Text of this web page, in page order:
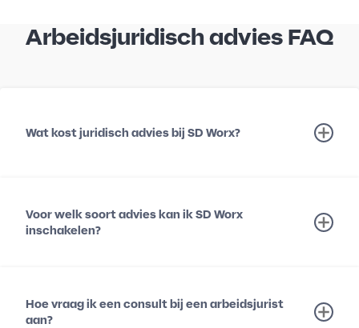
Arbeidsjuridisch advies FAQ
Wat kost juridisch advies bij SD Worx?
Voor welk soort advies kan ik SD Worx
inschakelen?
Hoe vraag ik een consult bij een arbeidsjurist
aan?